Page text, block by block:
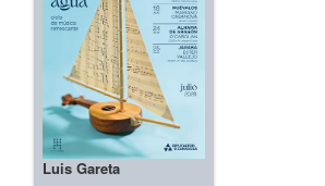
Luis Gareta